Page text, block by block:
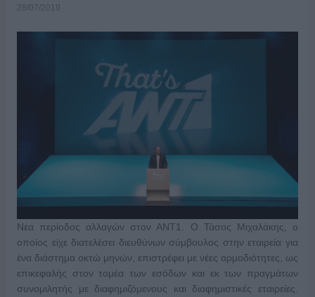
28/07/2019
Νέα περίοδος αλλαγών στον ΑΝΤ1. Ο Τάσος Μιχαλάκης, ο
οποίος είχε διατελέσει διευθύνων σύμβουλος στην εταιρεία για
ένα διάστημα οκτώ μηνών, επιστρέφει με νέες αρμοδιότητες, ως
επικεφαλής στον τομέα των εσόδων και εκ των πραγμάτων
συνομιλητής με διαφημιζόμενους και διαφημιστικές εταιρείες.